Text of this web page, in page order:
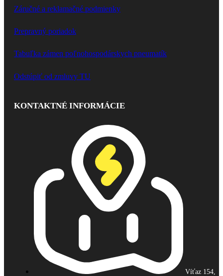
Záručné a reklamačné podmienky
Prepravný poriadok
Tabuľka zámen poľnohospodárskych pneumatík
Odstúpiť od zmluvy TU
KONTAKTNÉ INFORMÁCIE
Víťaz 154,